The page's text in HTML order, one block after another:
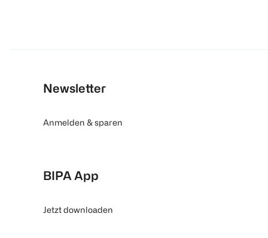
Newsletter
Anmelden & sparen
BIPA App
Jetzt downloaden